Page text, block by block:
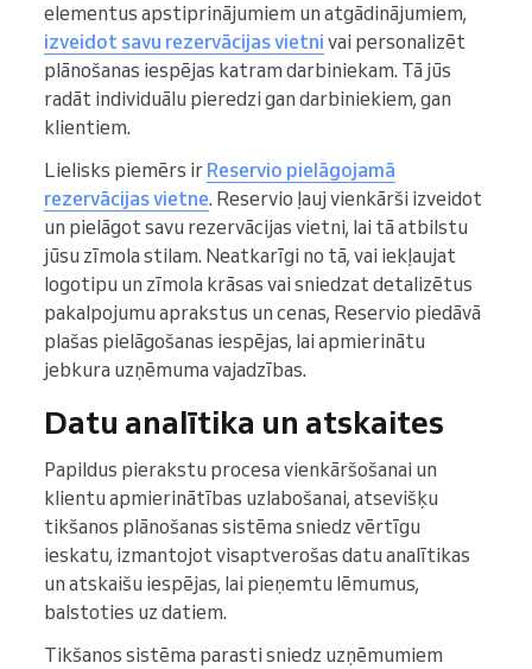
elementus apstiprinājumiem un atgādinājumiem,
izveidot savu rezervācijas vietni vai personalizēt
plānošanas iespējas katram darbiniekam. Tā jūs
radāt individuālu pieredzi gan darbiniekiem, gan
klientiem.
Lielisks piemērs ir Reservio pielāgojamā
rezervācijas vietne. Reservio ļauj vienkārši izveidot
un pielāgot savu rezervācijas vietni, lai tā atbilstu
jūsu zīmola stilam. Neatkarīgi no tā, vai iekļaujat
logotipu un zīmola krāsas vai sniedzat detalizētus
pakalpojumu aprakstus un cenas, Reservio piedāvā
plašas pielāgošanas iespējas, lai apmierinātu
jebkura uzņēmuma vajadzības.
Datu analītika un atskaites
Papildus pierakstu procesa vienkāršošanai un
klientu apmierinātības uzlabošanai, atsevišķu
tikšanos plānošanas sistēma sniedz vērtīgu
ieskatu, izmantojot visaptverošas datu analītikas
un atskaišu iespējas, lai pieņemtu lēmumus,
balstoties uz datiem.
Tikšanos sistēma parasti sniedz uzņēmumiem